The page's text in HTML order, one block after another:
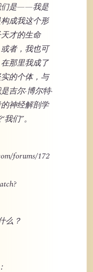
们是——我是
成我这个形
才的生命
者，我也可
那里我成了
的个体，与
吉尔·博尔特·
神经解剖学
们”。
forums/172
么？